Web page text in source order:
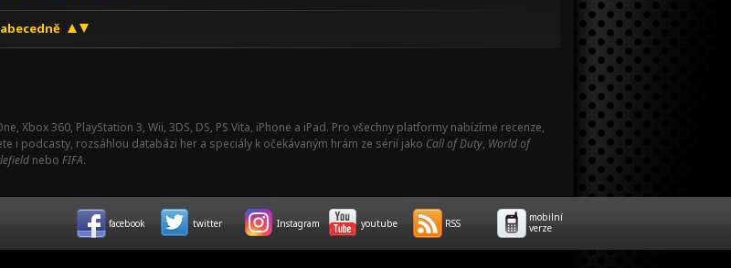
abecedně
Xbox 360, PlayStation 3, Wii, 3DS, DS, PS Vita, iPhone a iPad. Pro všechny platformy nabízíme recenze,
i podcasty, rozsáhlou databázi her a speciály k očekávaným hrám ze sérií jako Call of Duty, World of
nebo FIFA.
facebook twitter Instagram youtube RSS
mobilní
verze